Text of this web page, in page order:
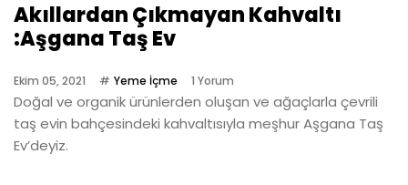
Akıllardan Çıkmayan Kahvaltı
:Aşgana Taş Ev
Ekim 05, 2021 Yeme İçme 1 Yorum
Doğal ve organik ürünlerden oluşan ve ağaçlarla çevrili
taş evin bahçesindeki kahvaltısıyla meşhur Aşgana Taş
Ev’deyiz.